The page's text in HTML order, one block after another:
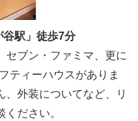
駅」徒歩7分
セブン・ファミマ、更に
ティーハウスがありま
外装についてなど、リ
ださい。